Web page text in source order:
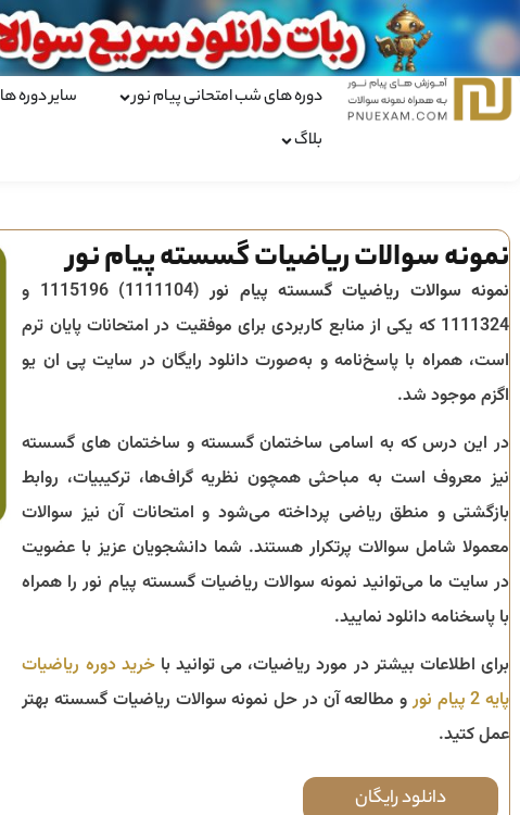
دوره های شب امتحانی پیام نور سایر دوره ها
بلاگ
نمونه سوالات ریاضیات گسسته پیام نور
نمونه سوالات ریاضیات گسسته پیام نور
(1111104) 1115196 و
1111324 که یکی از منابع کاربردی برای موفقیت در امتحانات پایان ترم
است، همراه با پاسخ‌نامه و به‌صورت دانلود رایگان در سایت پی ان یو
اگزم موجود شد.
در این درس که به اسامی ساختمان گسسته و ساختمان های گسسته
نیز معروف است به مباحثی همچون نظریه گراف‌ها، ترکیبیات، روابط
بازگشتی و منطق ریاضی پرداخته می‌شود و امتحانات آن نیز سوالات
معمولا شامل سوالات پرتکرار هستند. شما دانشجویان عزیز با عضویت
در سایت ما می‌توانید نمونه سوالات ریاضیات گسسته پیام نور را همراه
با پاسخنامه دانلود نمایید.
برای اطلاعات بیشتر در مورد ریاضیات، می توانید باخرید دوره ریاضیات
پایه 2 پیام نور
و مطالعه آن در حل نمونه سوالات ریاضیات گسسته بهتر
عمل کتید.
دانلود رایگان